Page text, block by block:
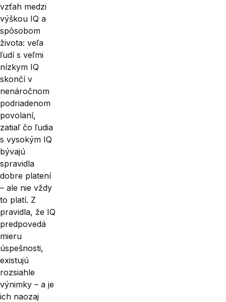
vzťah medzi
výškou IQ a
spôsobom
života: veľa
ľudí s veľmi
nízkym IQ
skončí v
nenáročnom
podriadenom
povolaní,
zatiaľ čo ľudia
s vysokým IQ
bývajú
spravidla
dobre platení
– ale nie vždy
to platí. Z
pravidla, že IQ
predpovedá
mieru
úspešnosti,
existujú
rozsiahle
výnimky – a je
ich naozaj